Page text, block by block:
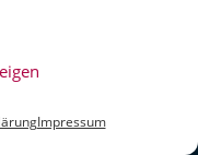
Impressum